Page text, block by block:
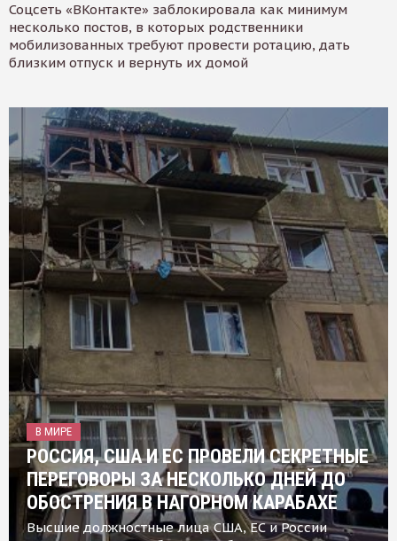
Соцсеть «ВКонтакте» заблокировала как минимум
несколько постов, в которых родственники
мобилизованных требуют провести ротацию, дать
близким отпуск и вернуть их домой
В МИРЕ
РОССИЯ, США И ЕС ПРОВЕЛИ СЕКРЕТНЫЕ
ПЕРЕГОВОРЫ ЗА НЕСКОЛЬКО ДНЕЙ ДО
ОБОСТРЕНИЯ В НАГОРНОМ КАРАБАХЕ
Высшие должностные лица США, ЕС и России